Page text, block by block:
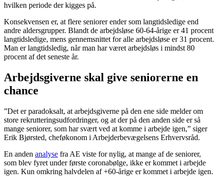
hvilken periode der kigges på.
Konsekvensen er, at flere seniorer ender som langtidsledige end
andre aldersgrupper. Blandt de arbejdsløse 60-64-årige er 41 procent
langtidsledige, mens gennemsnittet for alle arbejdsløse er 31 procent.
Man er langtidsledig, når man har været arbejdsløs i mindst 80
procent af det seneste år.
Arbejdsgiverne skal give seniorerne en
chance
”Det er paradoksalt, at arbejdsgiverne på den ene side melder om
store rekrutteringsudfordringer, og at der på den anden side er så
mange seniorer, som har svært ved at komme i arbejde igen,” siger
Erik Bjørsted, cheføkonom i Arbejderbevægelsens Erhvervsråd.
En anden analyse fra AE viste for nylig, at mange af de seniorer,
som blev fyret under første coronabølge, ikke er kommet i arbejde
igen. Kun omkring halvdelen af +60-årige er kommet i arbejde igen.